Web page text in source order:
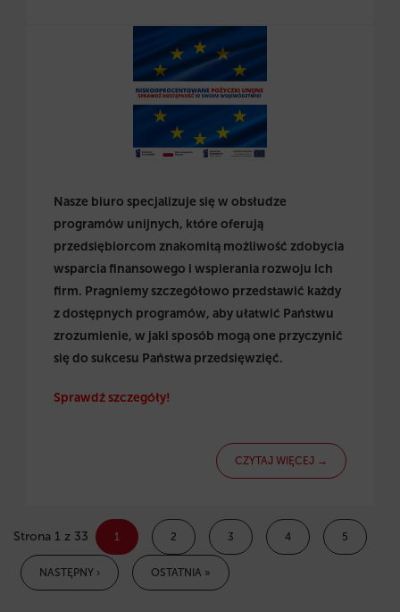
Nasze biuro specjalizuje się w obsłudze
programów unijnych, które oferują
przedsiębiorcom znakomitą możliwość zdobycia
wsparcia finansowego i wspierania rozwoju ich
firm. Pragniemy szczegółowo przedstawić każdy
z dostępnych programów, aby ułatwić Państwu
zrozumienie, w jaki sposób mogą one przyczynić
się do sukcesu Państwa przedsięwzięć.
Sprawdź szczegóły!
CZYTAJ WIĘCEJ →
Strona 1 z 33 1 2 3 4 5
NASTĘPNY › OSTATNIA »